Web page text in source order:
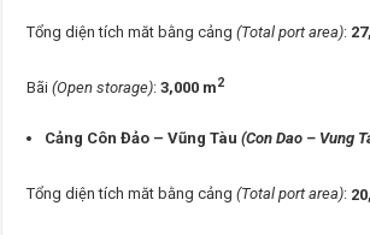
Tổng diện tích măt bằng cảng(Total port area):
Bãi(Open storage):3,000 m2
Cảng Côn Đảo – Vũng Tàu(Con Dao – Vung
Tổng diện tích măt bằng cảng(Total port area):